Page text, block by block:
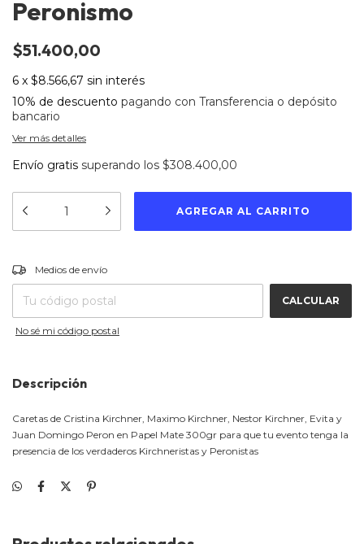
Peronismo
$51.400,00
6 x $8.566,67 sin interés
10% de descuento pagando con Transferencia o depósito
bancario
Ver más detalles
Envío gratis superando los $308.400,00
Entregas para el CP:
Medios de envío
CALCULAR
No sé mi código postal
Descripción
Caretas de Cristina Kirchner, Maximo Kirchner, Nestor Kirchner, Evita y
Juan Domingo Peron en Papel Mate 300gr para que tu evento tenga la
presencia de los verdaderos Kirchneristas y Peronistas